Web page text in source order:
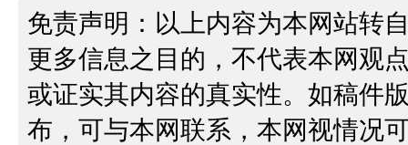
免责声明：以上内容为本网站转
更多信息之目的，不代表本网观
或证实其内容的真实性。如稿件
布，可与本网联系，本网视情况